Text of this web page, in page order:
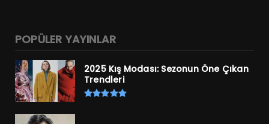
POPÜLER YAYINLAR
2025 Kış Modası: Sezonun Öne Çıkan
Trendleri